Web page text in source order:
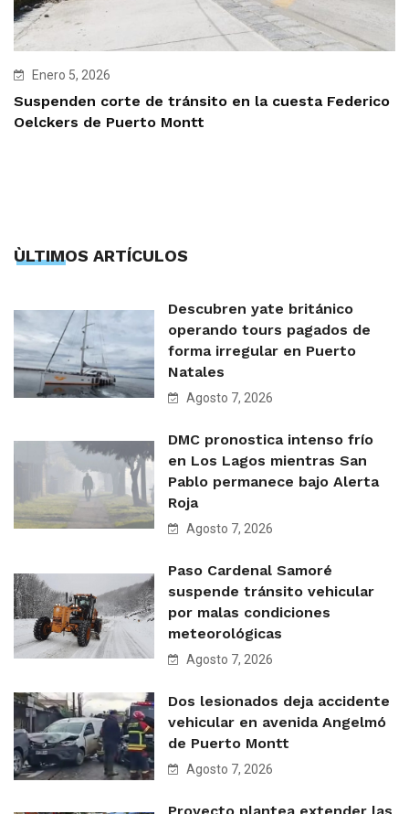
Enero 5, 2026
Suspenden corte de tránsito en la cuesta Federico
Oelckers de Puerto Montt
ÙLTIMOS ARTÍCULOS
Descubren yate británico
operando tours pagados de
forma irregular en Puerto
Natales
Agosto 7, 2026
DMC pronostica intenso frío
en Los Lagos mientras San
Pablo permanece bajo Alerta
Roja
Agosto 7, 2026
Paso Cardenal Samoré
suspende tránsito vehicular
por malas condiciones
meteorológicas
Agosto 7, 2026
Dos lesionados deja accidente
vehicular en avenida Angelmó
de Puerto Montt
Agosto 7, 2026